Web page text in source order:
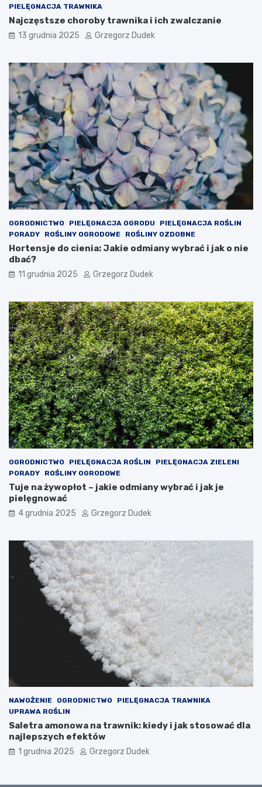
j
b
a
r
z
i
e
j
t
y
p
o
w
y
c
h
s
y
p
t
o
m
ó
l
e
r
g
i
i
u
d
z
i
e
c
i
n
a
ł
e
o
ż
o
n
a
r
o
d
z
e
n
i
o
w
d
e
k
o
r
j
e
n
a
w
ł
a
s
n
ą
r
ę
k
ę
PIELĘGNACJA TRAWNIKA
Najczęstsze choroby trawnika i ich zwalczanie
13 grudnia 2025 Grzegorz Dudek
OGRODNICTWO PIELĘGNACJA OGRODU
PIELĘGNACJA ROŚLIN
PORADY
ROŚLINY OGRODOWE ROŚLINY OZDOBNE
Hortensje do cienia: Jakie odmiany wybrać i jak o nie
dbać?
11 grudnia 2025 Grzegorz Dudek
OGRODNICTWO PIELĘGNACJA ROŚLIN
PIELĘGNACJA ZIELENI
PORADY
ROŚLINY OGRODOWE
Tuje na żywopłot – jakie odmiany wybrać i jak je
pielęgnować
4 grudnia 2025 Grzegorz Dudek
NAWOŻENIE OGRODNICTWO
PIELĘGNACJA TRAWNIKA
UPRAWA ROŚLIN
Saletra amonowa na trawnik: kiedy i jak stosować dla
najlepszych efektów
1 grudnia 2025 Grzegorz Dudek